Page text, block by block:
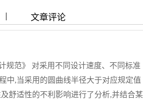
|||| 文章评论
规范》 对采用不同设计速度、不同标准
中,当采用的圆曲线半径大于对应规定值
舒适性的不利影响进行了分析,并结合某